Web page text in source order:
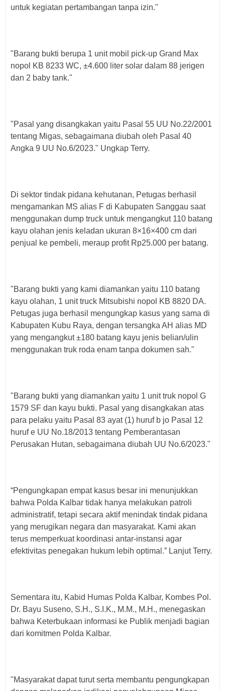
untuk kegiatan pertambangan tanpa izin."
"Barang bukti berupa 1 unit mobil pick-up Grand Max
nopol KB 8233 WC, ±4.600 liter solar dalam 88 jerigen
dan 2 baby tank."
"Pasal yang disangkakan yaitu Pasal 55 UU No.22/2001
tentang Migas, sebagaimana diubah oleh Pasal 40
Angka 9 UU No.6/2023." Ungkap Terry.
Di sektor tindak pidana kehutanan, Petugas berhasil
mengamankan MS alias F di Kabupaten Sanggau saat
menggunakan dump truck untuk mengangkut 110 batang
kayu olahan jenis keladan ukuran 8×16×400 cm dari
penjual ke pembeli, meraup profit Rp25.000 per batang.
"Barang bukti yang kami diamankan yaitu 110 batang
kayu olahan, 1 unit truck Mitsubishi nopol KB 8820 DA.
Petugas juga berhasil mengungkap kasus yang sama di
Kabupaten Kubu Raya, dengan tersangka AH alias MD
yang mengangkut ±180 batang kayu jenis belian/ulin
menggunakan truk roda enam tanpa dokumen sah."
"Barang bukti yang diamankan yaitu 1 unit truk nopol G
1579 SF dan kayu bukti. Pasal yang disangkakan atas
para pelaku yaitu Pasal 83 ayat (1) huruf b jo Pasal 12
huruf e UU No.18/2013 tentang Pemberantasan
Perusakan Hutan, sebagaimana diubah UU No.6/2023."
“Pengungkapan empat kasus besar ini menunjukkan
bahwa Polda Kalbar tidak hanya melakukan patroli
administratif, tetapi secara aktif menindak tindak pidana
yang merugikan negara dan masyarakat. Kami akan
terus memperkuat koordinasi antar-instansi agar
efektivitas penegakan hukum lebih optimal.” Lanjut Terry.
Sementara itu, Kabid Humas Polda Kalbar, Kombes Pol.
Dr. Bayu Suseno, S.H., S.I.K., M.M., M.H., menegaskan
bahwa Keterbukaan informasi ke Publik menjadi bagian
dari komitmen Polda Kalbar.
"Masyarakat dapat turut serta membantu pengungkapan